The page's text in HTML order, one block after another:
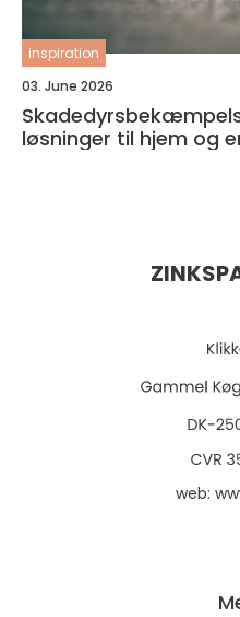
inspiration
03. June 2026
løsninger til hjem og
web: